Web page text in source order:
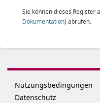
Sie können dieses Register
Dokumentation) abrufen.
Nutzungsbedingungen
Datenschutz